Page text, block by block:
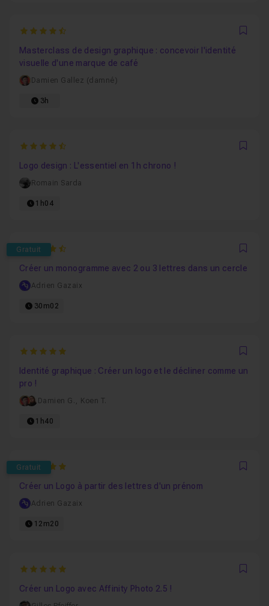
4.7692307692308
Masterclass de design graphique : concevoir l'identité
visuelle d'une marque de café
Damien Gallez (damné)
3h
4.5
Logo design : L'essentiel en 1h chrono !
Romain Sarda
1h04
Gratuit
4.8
Créer un monogramme avec 2 ou 3 lettres dans un cercle
Adrien Gazaix
30m02
5
Identité graphique : Créer un logo et le décliner comme un
pro !
Damien G. , Koen T.
1h40
Gratuit
5
Créer un Logo à partir des lettres d'un prénom
Adrien Gazaix
12m20
5
Créer un Logo avec Affinity Photo 2.5 !